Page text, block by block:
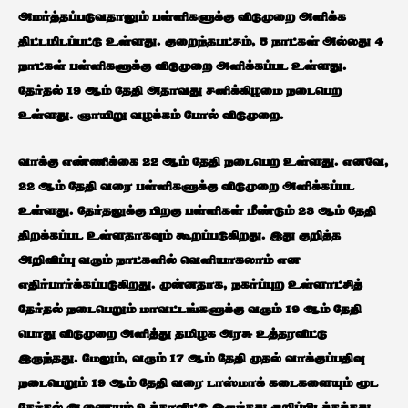
அமர்த்தப்படுவதாலும் பள்ளிகளுக்கு விடுமுறை அளிக்க
திட்டமிடப்பட்டு உள்ளது. குறைந்தபட்சம், 5 நாட்கள் அல்லது 4
நாட்கள் பள்ளிகளுக்கு விடுமுறை அளிக்கப்பட உள்ளது.
தேர்தல் 19 ஆம் தேதி அதாவது சனிக்கிழமை நடைபெற
உள்ளது. ஞாயிறு வழக்கம் போல் விடுமுறை.
வாக்கு எண்ணிக்கை 22 ஆம் தேதி நடைபெற உள்ளது. எனவே,
22 ஆம் தேதி வரை பள்ளிகளுக்கு விடுமுறை அளிக்கப்பட
உள்ளது. தேர்தலுக்கு பிறகு பள்ளிகள் மீண்டும் 23 ஆம் தேதி
திறக்கப்பட உள்ளதாகவும் கூறப்படுகிறது. இது குறித்த
அறிவிப்பு வரும் நாட்களில் வெளியாகலாம் என
எதிர்பார்க்கப்படுகிறது. முன்னதாக, நகர்ப்புற உள்ளாட்சித்
தேர்தல் நடைபெறும் மாவட்டங்களுக்கு வரும் 19 ஆம் தேதி
பொது விடுமுறை அளித்து தமிழக அரசு உத்தரவிட்டு
இருந்தது. மேலும், வரும் 17 ஆம் தேதி முதல் வாக்குப்பதிவு
நடைபெறும் 19 ஆம் தேதி வரை டாஸ்மாக் கடைகளையும் மூட